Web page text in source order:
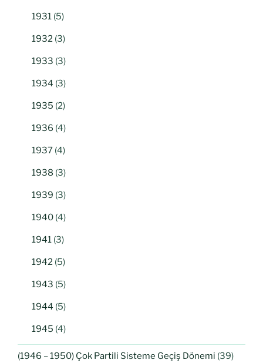
1931 (5)
1932 (3)
1933 (3)
1934 (3)
1935 (2)
1936 (4)
1937 (4)
1938 (3)
1939 (3)
1940 (4)
1941 (3)
1942 (5)
1943 (5)
1944 (5)
1945 (4)
(1946 – 1950) Çok Partili Sisteme Geçiş Dönemi (39)